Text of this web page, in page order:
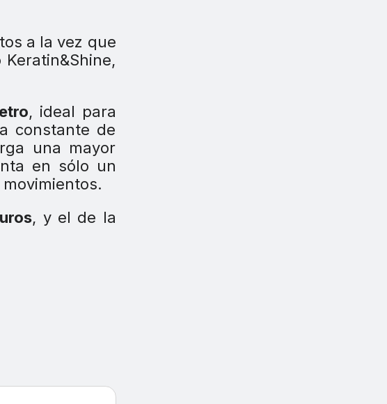
a la vez que
, ideal para
constante de
una mayor
en sólo un
, y el de la